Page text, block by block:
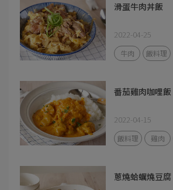
滑蛋牛肉丼飯
2022-04-25
牛肉 飯料理
番茄雞肉咖哩飯
2022-04-15
飯料理 雞肉
蔥燒蛤蠣燒豆腐